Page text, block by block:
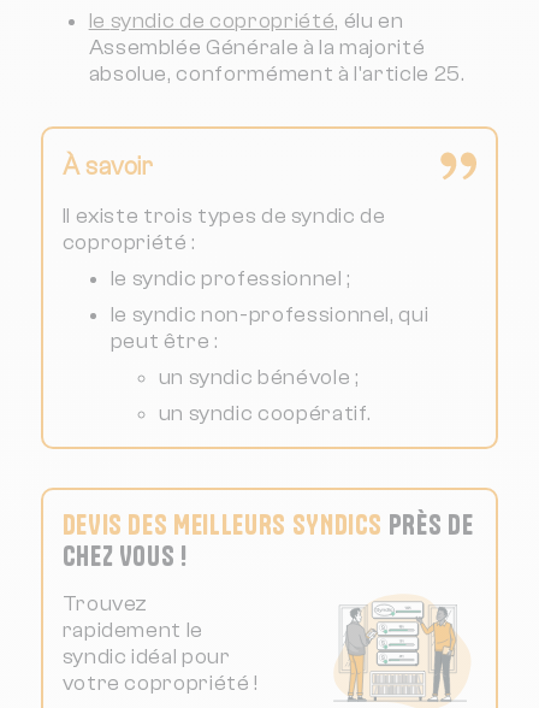
le syndic de copropriété, élu en
Assemblée Générale à la majorité
absolue, conformément à l'article 25.
À savoir
Il existe trois types de syndic de
copropriété :
le syndic professionnel ;
le syndic non-professionnel, qui
peut être :
un syndic bénévole ;
un syndic coopératif.
DEVIS DES MEILLEURS SYNDICS PRÈS DE
CHEZ VOUS !
Trouvez
rapidement le
syndic idéal pour
votre copropriété !